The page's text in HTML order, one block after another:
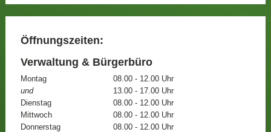
Öffnungszeiten:
Verwaltung & Bürgerbüro
Montag
08.00 - 12.00 Uhr
und
13.00 - 17.00 Uhr
Dienstag
08.00 - 12.00 Uhr
Mittwoch
08.00 - 12.00 Uhr
Donnerstag
08.00 - 12.00 Uhr